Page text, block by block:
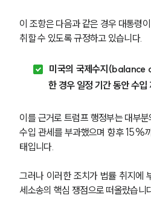
이 조항은 다음과 같은 경우 대통령
취할 수 있도록 규정하고 있습니다.
미국의 국제수지
한 경우 일정 기간 동안 수
이를 근거로 트럼프 행정부는 대부
수입 관세를 부과했으며 향후 15%
태입니다.
그러나 이러한 조치가 법률 취지에
세소송의 핵심 쟁점으로 떠올랐습니